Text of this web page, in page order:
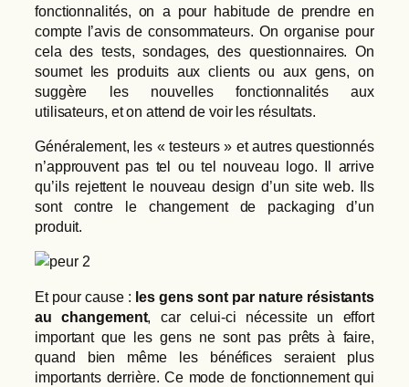
fonctionnalités, on a pour habitude de prendre en
compte l’avis de consommateurs. On organise pour
cela des tests, sondages, des questionnaires. On
soumet les produits aux clients ou aux gens, on
suggère les nouvelles fonctionnalités aux
utilisateurs, et on attend de voir les résultats.
Généralement, les « testeurs » et autres questionnés
n’approuvent pas tel ou tel nouveau logo. Il arrive
qu’ils rejettent le nouveau design d’un site web. Ils
sont contre le changement de packaging d’un
produit.
Et pour cause : les gens sont par nature résistants
au changement, car celui-ci nécessite un effort
important que les gens ne sont pas prêts à faire,
quand bien même les bénéfices seraient plus
importants derrière. Ce mode de fonctionnement qui